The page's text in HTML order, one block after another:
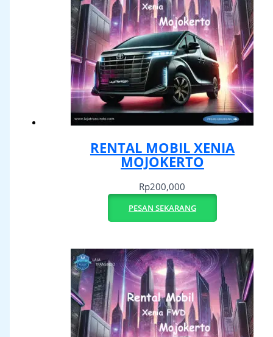
RENTAL MOBIL XENIA
MOJOKERTO
Rp200,000
PESAN SEKARANG